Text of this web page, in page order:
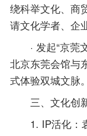
绕科举文化、商
请文化学者、企
· 发起“京莞
北京东莞会馆与
式体验双城文脉。
三、文化创新
1. IP活化：袁